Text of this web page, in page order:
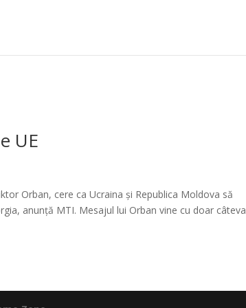
UE
Orban, cere ca Ucraina și Republica Moldova să
anunță MTI. Mesajul lui Orban vine cu doar câteva